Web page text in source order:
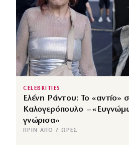
CELEBRITIES
Ελένη Ράντου: Το «αντίο»
Καλογερόπουλο –
γνώρισα»
ΠΡΙΝ ΑΠΌ 7 ΏΡΕΣ